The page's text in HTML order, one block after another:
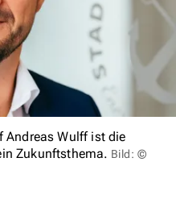
Andreas Wulff ist die
Zukunftsthema. Bild: ©